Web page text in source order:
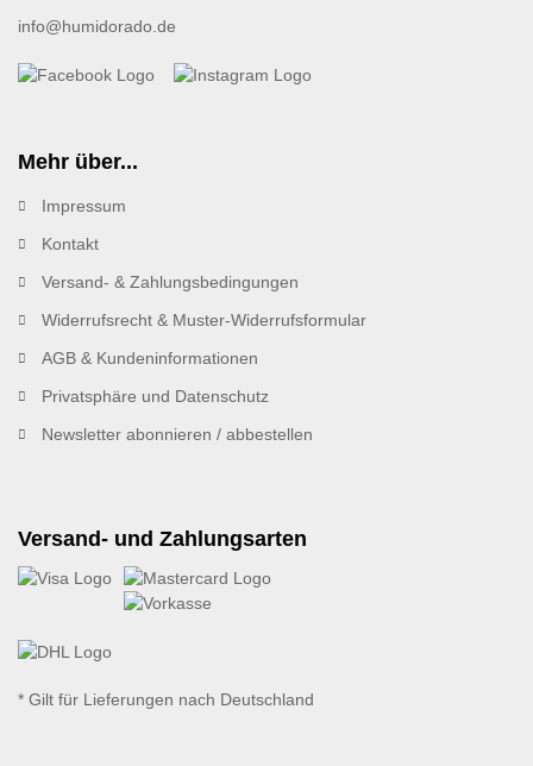
info@humidorado.de
Mehr über...
Impressum
Kontakt
Versand- & Zahlungsbedingungen
Widerrufsrecht & Muster-Widerrufsformular
AGB & Kundeninformationen
Privatsphäre und Datenschutz
Newsletter abonnieren / abbestellen
Versand- und Zahlungsarten
* Gilt für Lieferungen nach Deutschland